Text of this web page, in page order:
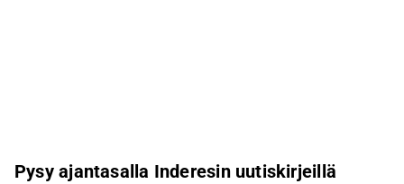
Pysy ajantasalla Inderesin uutiskirjeillä